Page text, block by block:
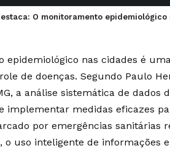
O monitoramento
epidemiológico nas cidades é
de doenças. Segundo Paulo
a análise sistemática de
implementar medidas eficazes
por emergências sanitárias
o uso inteligente de informações